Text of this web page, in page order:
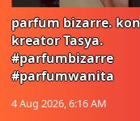
parfum bizarre.
kreator Tasya.
#parfumbizarre
#parfumwanita
4 Aug 2026, 6:16 AM